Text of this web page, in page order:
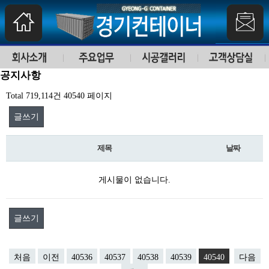
공지사항
Total 719,114건 40540 페이지
글쓰기
제목 날짜
게시물이 없습니다.
글쓰기
처음 이전 40536 40537 40538 40539 40540
다음